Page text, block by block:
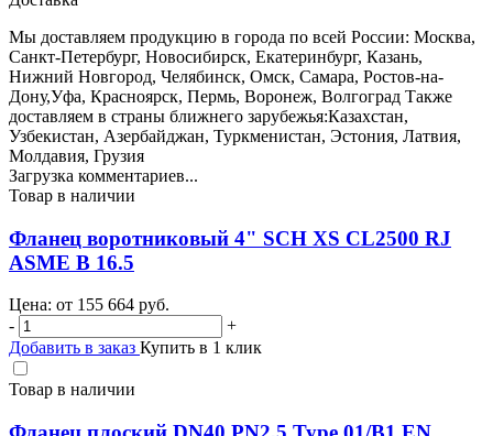
Мы доставляем продукцию в города по всей России: Москва,
Санкт-Петербург, Новосибирск, Екатеринбург, Казань,
Нижний Новгород, Челябинск, Омск, Самара, Ростов-на-
Дону,Уфа, Красноярск, Пермь, Воронеж, Волгоград Также
доставляем в страны ближнего зарубежья:Казахстан,
Узбекистан, Азербайджан, Туркменистан, Эстония, Латвия,
Молдавия, Грузия
Загрузка комментариев...
Товар в наличии
Фланец воротниковый 4" SCH XS CL2500 RJ
ASME B 16.5
Цена: от 155 664 руб.
-
+
Добавить в заказ Купить в 1 клик
Товар в наличии